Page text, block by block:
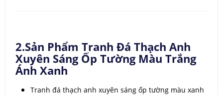
2.Sản Phẩm Tranh Đá Thạch Anh
Xuyên Sáng Ốp Tường Màu Trắng
Ánh Xanh
Tranh đá thạch anh xuyên sáng ốp tường màu xanh